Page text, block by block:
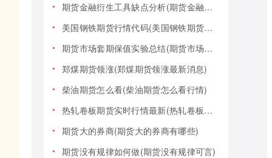
期货金融衍生工具缺点分析(期货金融衍生工具缺点分析报告)
美国钢铁期货行情代码(美国钢铁期货行情大盘)
期货市场套期保值实验总结(期货市场套期保值实验总结报告)
郑煤期货领涨(郑煤期货领涨最新消息)
柴油期货怎么看(柴油期货怎么看行情)
热轧卷板期货实时行情最新(热轧卷板期货实时行情最新报价)
期货大的券商(期货大的券商有哪些)
期货没有规律如何做(期货没有规律可言)